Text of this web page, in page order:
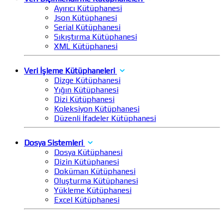
Ayırıcı Kütüphanesi
Json Kütüphanesi
Serial Kütüphanesi
Sıkıştırma Kütüphanesi
XML Kütüphanesi
Veri İşleme Kütüphaneleri
Dizge Kütüphanesi
Yığın Kütüphanesi
Dizi Kütüphanesi
Koleksiyon Kütüphanesi
Düzenli İfadeler Kütüphanesi
Dosya Sistemleri
Dosya Kütüphanesi
Dizin Kütüphanesi
Doküman Kütüphanesi
Oluşturma Kütüphanesi
Yükleme Kütüphanesi
Excel Kütüphanesi